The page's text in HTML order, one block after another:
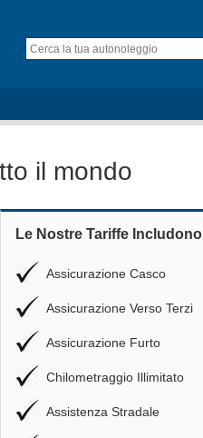
il mondo
Le Nostre Tariffe Includono
Assicurazione Casco
Assicurazione Verso Terzi
Assicurazione Furto
Chilometraggio Illimitato
Assistenza Stradale